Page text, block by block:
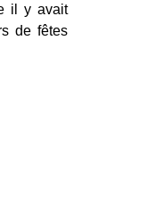
il y avait
de fêtes